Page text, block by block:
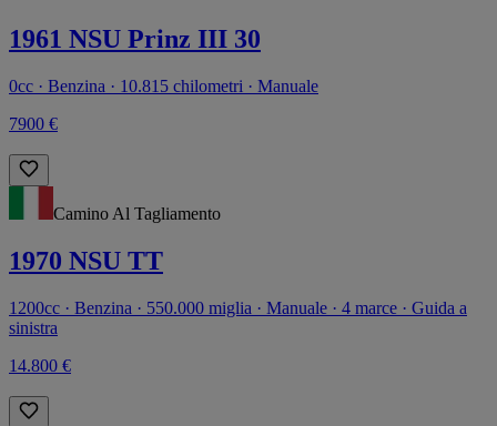
1961 NSU Prinz III 30
0cc · Benzina · 10.815 chilometri · Manuale
7900 €
Camino Al Tagliamento
1970 NSU TT
1200cc · Benzina · 550.000 miglia · Manuale · 4 marce · Guida a
sinistra
14.800 €